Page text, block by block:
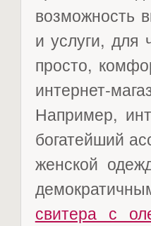
возможность
и услуги, для
просто,
интернет-
Например,
богатейший
женской
свитера с